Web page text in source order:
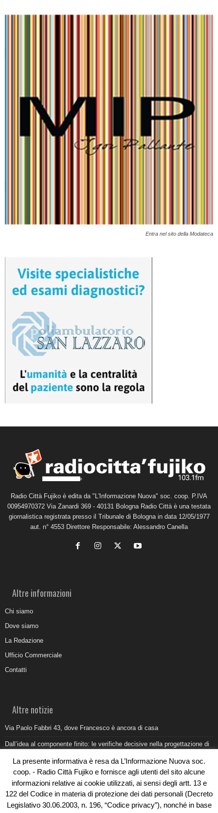
Entra nel sito della Modateca
Radio Città Fujiko è edita da "L'Informazione Nuova" soc. coop. P.IVA
00954970372 Via Zanardi 369 - 40131 Bologna Radio Città è una testata
giornalistica registrata presso il Tribunale di Bologna in data 12/05/1977
aut. n° 4553 Direttore Responsabile: Alessandro Canella
Altre informazioni
Chi siamo
Dove siamo
La Redazione
Ufficio Commerciale
Contatti
Altre notizie
Via Paolo Fabbri 43, dove Francesco è ancora di casa
Dall’idea al componente finito: le verifiche decisive nella progettazione di
Belvedere Marittimo e il report ARPACAL 2026 sulla qualità del mare
Come organizzare e allestire una camera ardente per l’ultimo saluto
Umidità di risalita in casa, come riconoscere i segnali veri
La presente informativa è resa da L’Informazione Nuova soc.
coop. - Radio Città Fujiko e fornisce agli utenti del sito alcune
informazioni relative ai cookie utilizzati, ai sensi degli artt. 13 e
122 del Codice in materia di protezione dei dati personali (Decreto
Legislativo 30.06.2003, n. 196, “Codice privacy”), nonché in base